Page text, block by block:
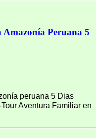
Peruana 5
peruana 5 Dias
Aventura Familiar en